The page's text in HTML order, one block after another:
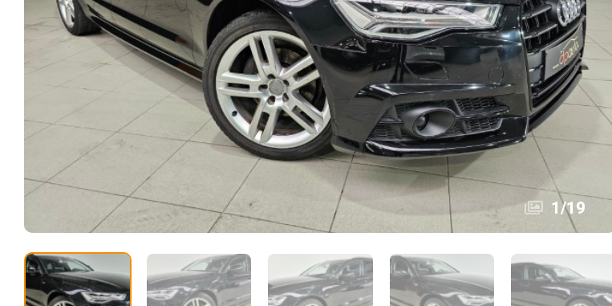
1/19